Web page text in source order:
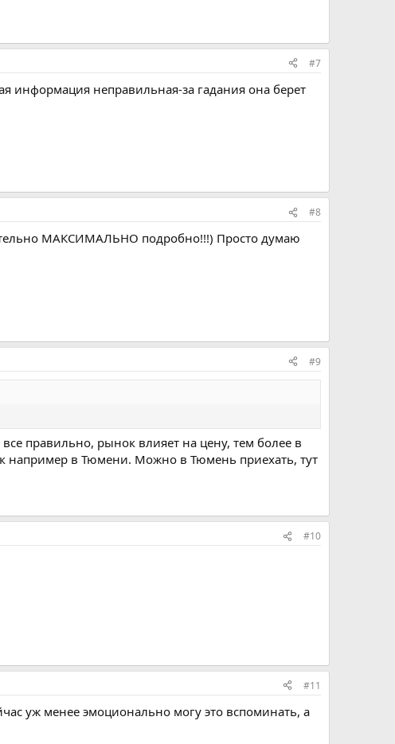
#7
информация неправильная-за гадания она берет
#8
МАКСИМАЛЬНО подробно!!!) Просто думаю
#9
правильно, рынок влияет на цену, тем более в
например в Тюмени. Можно в Тюмень приехать, тут
#10
#11
уж менее эмоционально могу это вспоминать, а